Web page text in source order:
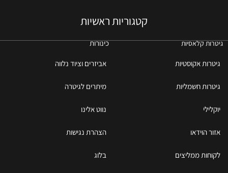
קטגוריות ראשיות
גיטרות קלאסיות כינורות
גיטרות אקוסטיות אביזרים וציוד נלווה
גיטרות חשמליות מיתרים לגיטרה
יוקלילי נווט אלינו
אזור הוידאו הצהרת נגישות
לקוחות ממליצים בלוג